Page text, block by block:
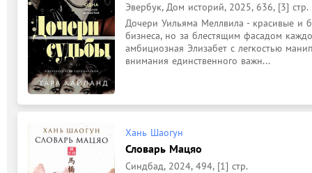
Эвербук, Дом историй, 2025, 636, [3] стр.
Дочери Уильяма Меллвила - красивые и
бизнеса, но за блестящим фасадом
амбициозная Элизабет с легкостью
внимания единственного важн...
Хань Шаогун
Словарь Мацяо
Синдбад, 2024, 494, [1] стр.